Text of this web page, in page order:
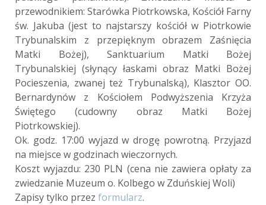
przewodnikiem: Starówka Piotrkowska, Kościół Farny
św. Jakuba (jest to najstarszy kościół w Piotrkowie
Trybunalskim z przepięknym obrazem Zaśnięcia
Matki Bożej), Sanktuarium Matki Bożej
Trybunalskiej (słynący łaskami obraz Matki Bożej
Pocieszenia, zwanej też Trybunalską), Klasztor OO.
Bernardynów z Kościołem Podwyższenia Krzyża
Świętego (cudowny obraz Matki Bożej
Piotrkowskiej).
Ok. godz. 17:00 wyjazd w drogę powrotną. Przyjazd
na miejsce w godzinach wieczornych.
Koszt wyjazdu: 230 PLN (cena nie zawiera opłaty za
zwiedzanie Muzeum o. Kolbego w Zduńskiej Woli)
Zapisy tylko przez formularz.